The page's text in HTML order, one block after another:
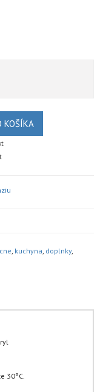
KOŠÍKA
, kuchyna, doplnky,
30°C.